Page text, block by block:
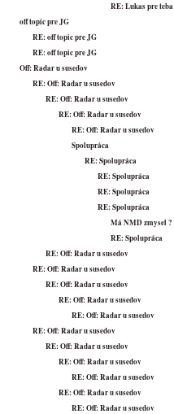
RE: Lukas pre teba
off topic pre JG
RE: off topic pre JG
RE: off topic pre JG
Off: Radar u susedov
RE: Off: Radar u susedov
RE: Off: Radar u susedov
RE: Off: Radar u susedov
RE: Off: Radar u susedov
Spolupráca
RE: Spolupráca
RE: Spolupráca
RE: Spolupráca
RE: Spolupráca
Má NMD zmysel ?
RE: Spolupráca
RE: Off: Radar u susedov
RE: Off: Radar u susedov
RE: Off: Radar u susedov
RE: Off: Radar u susedov
RE: Off: Radar u susedov
RE: Off: Radar u susedov
RE: Off: Radar u susedov
RE: Off: Radar u susedov
RE: Off: Radar u susedov
RE: Off: Radar u susedov
RE: Off: Radar u susedov